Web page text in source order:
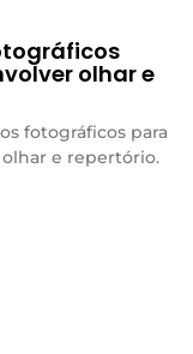
olhar e
fotográficos para
e repertório.